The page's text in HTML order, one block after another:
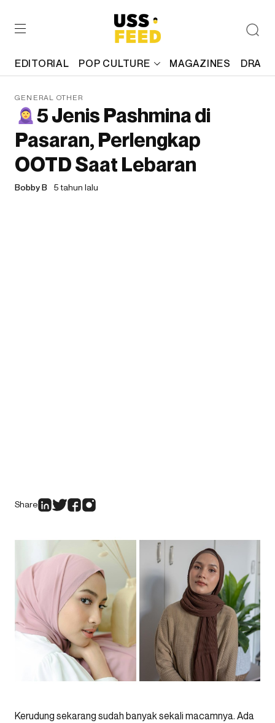
EDITORIAL POP CULTURE MAGAZINES
GENERAL OTHER
5 Jenis Pashmina di
Pasaran, Perlengkap
OOTD Saat Lebaran
Bobby B 5 tahun lalu
Share
Kerudung sekarang sudah banyak sekali macamnya. Ada